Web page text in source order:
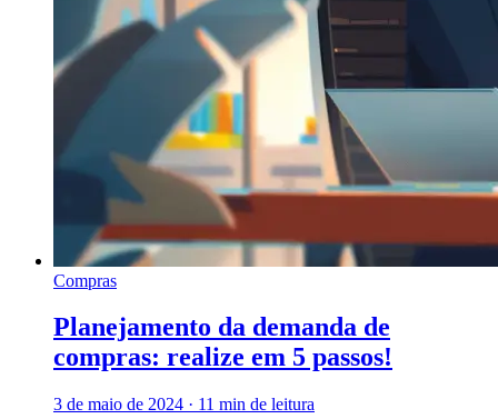
Compras
Planejamento da demanda de
compras: realize em 5 passos!
3 de maio de 2024 · 11 min de leitura